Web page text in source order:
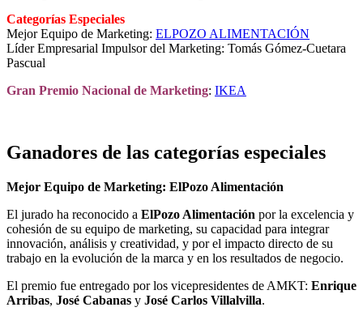
Categorías Especiales
Mejor Equipo de Marketing: ELPOZO ALIMENTACIÓN
Líder Empresarial Impulsor del Marketing: Tomás Gómez-Cuetara
Pascual
Gran Premio Nacional de Marketing: IKEA
Ganadores de las categorías especiales
Mejor Equipo de Marketing: ElPozo Alimentación
El jurado ha reconocido a ElPozo Alimentación por la excelencia y
cohesión de su equipo de marketing, su capacidad para integrar
innovación, análisis y creatividad, y por el impacto directo de su
trabajo en la evolución de la marca y en los resultados de negocio.
El premio fue entregado por los vicepresidentes de AMKT: Enrique
Arribas, José Cabanas y José Carlos Villalvilla.